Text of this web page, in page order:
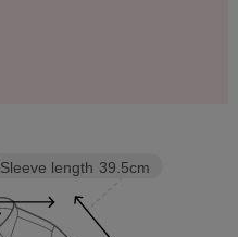
Sleeve length 39.5cm